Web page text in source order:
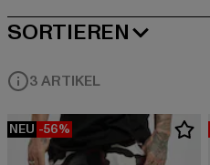
SORTIEREN
BELIEBTESTE
3 ARTIKEL
NEU -56%